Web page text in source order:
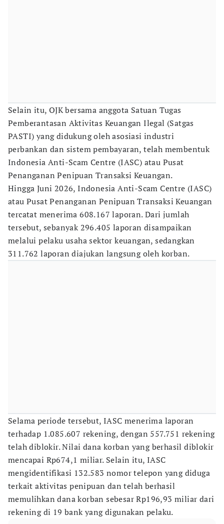
Selain itu, OJK bersama anggota Satuan Tugas
Pemberantasan Aktivitas Keuangan Ilegal (Satgas
PASTI) yang didukung oleh asosiasi industri
perbankan dan sistem pembayaran, telah membentuk
Indonesia Anti-Scam Centre (IASC) atau Pusat
Penanganan Penipuan Transaksi Keuangan.
Hingga Juni 2026, Indonesia Anti-Scam Centre (IASC)
atau Pusat Penanganan Penipuan Transaksi Keuangan
tercatat menerima 608.167 laporan. Dari jumlah
tersebut, sebanyak 296.405 laporan disampaikan
melalui pelaku usaha sektor keuangan, sedangkan
311.762 laporan diajukan langsung oleh korban.
Selama periode tersebut, IASC menerima laporan
terhadap 1.085.607 rekening, dengan 557.751 rekening
telah diblokir. Nilai dana korban yang berhasil diblokir
mencapai Rp674,1 miliar. Selain itu, IASC
mengidentifikasi 132.583 nomor telepon yang diduga
terkait aktivitas penipuan dan telah berhasil
memulihkan dana korban sebesar Rp196,93 miliar dari
rekening di 19 bank yang digunakan pelaku.